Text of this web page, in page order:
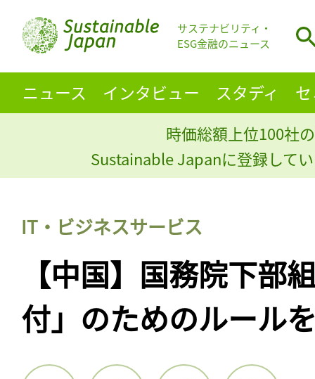
サステナビリティ・
ESG金融のニュース
ニュース インタビュー スタディ
時価総額上位100社
Sustainable Japanに登録して
IT・ビジネスサービス
【中国】国務院下部
付」のためのルール